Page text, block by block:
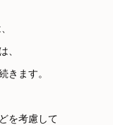
、
きます。
を考慮して